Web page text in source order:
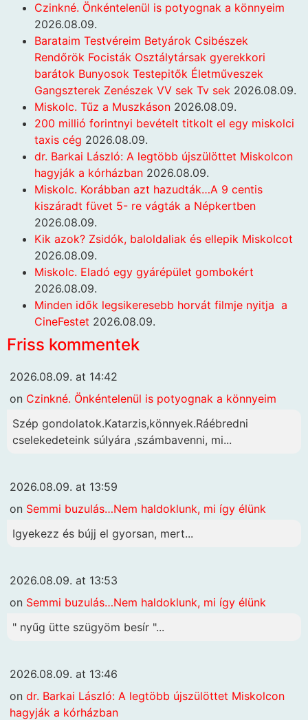
Czinkné. Önkéntelenül is potyognak a könnyeim
2026.08.09.
Barataim Testvéreim Betyárok Csibészek
Rendőrök Focisták Osztálytársak gyerekkori
barátok Bunyosok Testepitők Életműveszek
Gangszterek Zenészek VV sek Tv sek 2026.08.09.
Miskolc. Tűz a Muszkáson 2026.08.09.
200 millió forintnyi bevételt titkolt el egy miskolci
taxis cég 2026.08.09.
dr. Barkai László: A legtöbb újszülöttet Miskolcon
hagyják a kórházban 2026.08.09.
Miskolc. Korábban azt hazudták…A 9 centis
kiszáradt füvet 5- re vágták a Népkertben
2026.08.09.
Kik azok? Zsidók, baloldaliak és ellepik Miskolcot
2026.08.09.
Miskolc. Eladó egy gyárépület gombokért
2026.08.09.
Minden idők legsikeresebb horvát filmje nyitja a
CineFestet 2026.08.09.
Friss kommentek
2026.08.09. at 14:42
on Czinkné. Önkéntelenül is potyognak a könnyeim
Szép gondolatok.Katarzis,könnyek.Ráébredni
cselekedeteink súlyára ,számbavenni, mi...
2026.08.09. at 13:59
on Semmi buzulás…Nem haldoklunk, mi így élünk
Igyekezz és bújj el gyorsan, mert...
2026.08.09. at 13:53
on Semmi buzulás…Nem haldoklunk, mi így élünk
" nyűg ütte szügyöm besír "...
2026.08.09. at 13:46
on dr. Barkai László: A legtöbb újszülöttet Miskolcon
hagyják a kórházban